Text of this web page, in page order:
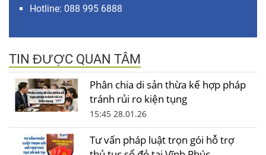
Hotline: 088 995 6888
TIN ĐƯỢC QUAN TÂM
Phân chia di sản thừa kế hợp pháp
tránh rủi ro kiện tụng
15:45 28.01.26
Tư vấn pháp luật trọn gói hỗ trợ